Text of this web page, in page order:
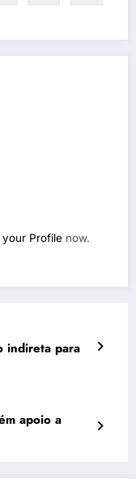
your Profile now.
indireta para
apoio a